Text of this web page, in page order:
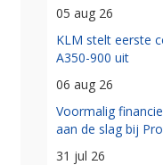
05 aug 26
KLM stelt eerste
A350-900 uit
06 aug 26
Voormalig
aan de slag bij
31 jul 26